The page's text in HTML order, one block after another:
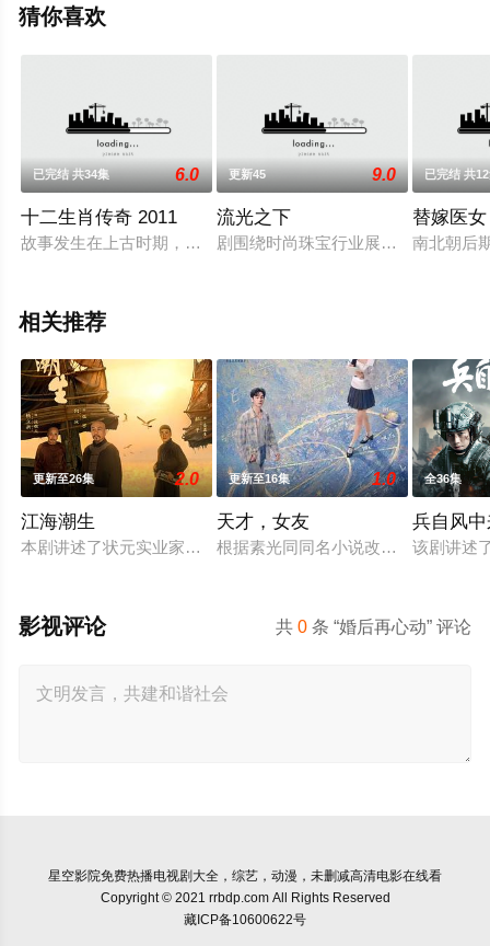
网，更多相关信息可移步至豆瓣电视剧、电视猫或剧情网
猜你喜欢
已完结 共34集 6.0
十二生肖传奇 2011
故事发生在上古时期，孤儿星虎（郭品超 饰）与燕儿（王力可
更新45 9.0
流光之下
剧围绕时尚珠宝行业展开，讲述了由
已完结 共
替嫁医
南北朝后
相关推荐
更新至26集 2.0
江海潮生
本剧讲述了状元实业家张謇创办大生企业，实业报国的故事。
更新至16集 1.0
天才，女友
根据素光同同名小说改编。江逾白长
全36集
兵自风
该剧讲述
共0 条 “婚后再心动” 评论
影视评论
星空影院免费热播电视剧大全，综艺，动漫，未删减高清电影在线看
Copyright © 2021 rrbdp.com All Rights Reserved
藏ICP备10600622号